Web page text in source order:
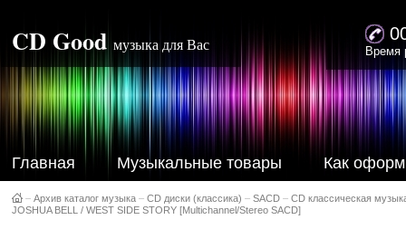
CD Good музыка для Вас Время
Главная Музыкальные товары Как
– Архив каталог музыка – CD диски (классика) – SACD – CD классическая
JOSHUA BELL / WEST SIDE STORY [Multichannel/Stereo SACD]